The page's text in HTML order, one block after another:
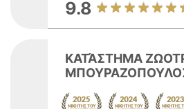
9.8
ΚΑΤΆΣΤΗΜΑ